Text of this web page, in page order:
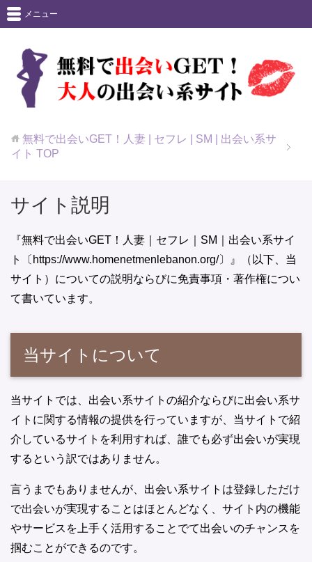
メニュー
無料で出会いGET！人妻 | セフレ | SM | 出会い系サ
イト TOP
サイト説明
『無料で出会いGET！人妻｜セフレ｜SM｜出会い系サイ
ト〔https://www.homenetmenlebanon.org/〕』（以下、当
サイト）についての説明ならびに免責事項・著作権につい
て書いています。
当サイトについて
当サイトでは、出会い系サイトの紹介ならびに出会い系サ
イトに関する情報の提供を行っていますが、当サイトで紹
介しているサイトを利用すれば、誰でも必ず出会いが実現
するという訳ではありません。
言うまでもありませんが、出会い系サイトは登録しただけ
で出会いが実現することはほとんどなく、サイト内の機能
やサービスを上手く活用することでて出会いのチャンスを
掴むことができるのです。